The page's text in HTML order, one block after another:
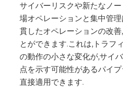
サイバーリスクや新たなノ
場オペレーションと集中管
貫したオペレーションの改
とができます.これは,トラフ
の動作の小さな変化が,サイ
点を示す可能性があるパイ
直接適用できます.